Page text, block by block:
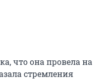
что она провела на
стремления